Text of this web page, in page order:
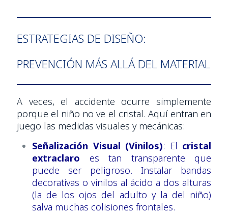
ESTRATEGIAS DE DISEÑO:
PREVENCIÓN MÁS ALLÁ DEL MATERIAL
A veces, el accidente ocurre simplemente
porque el niño no ve el cristal. Aquí entran en
juego las medidas visuales y mecánicas:
Señalización Visual (Vinilos): El cristal
extraclaro es tan transparente que
puede ser peligroso. Instalar bandas
decorativas o vinilos al ácido a dos alturas
(la de los ojos del adulto y la del niño)
salva muchas colisiones frontales.